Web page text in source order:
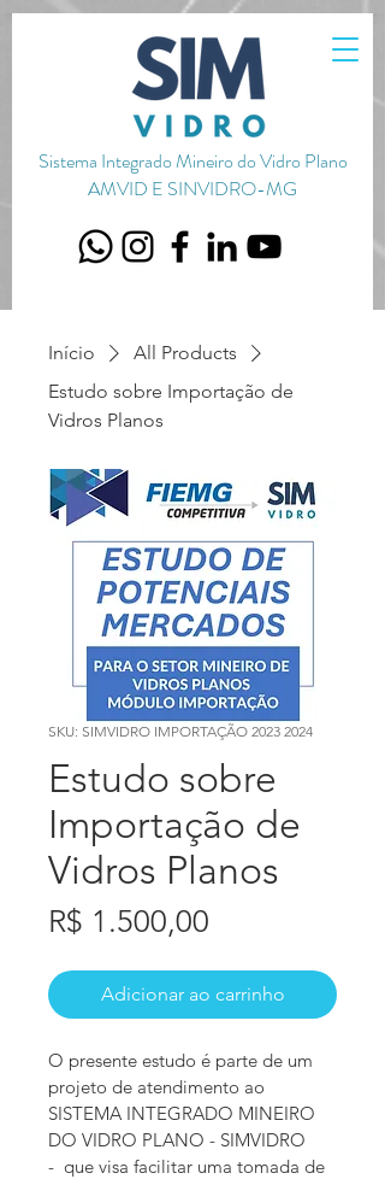
Sistema Integrado Mineiro do Vidro Plano
AMVID E SINVIDRO-MG
Início
All Products
Estudo sobre Importação de
Vidros Planos
SKU: SIMVIDRO IMPORTAÇÃO 2023 2024
Estudo sobre
Importação de
Vidros Planos
R$ 1.500,00
Adicionar ao carrinho
O presente estudo é parte de um
projeto de atendimento ao
SISTEMA INTEGRADO MINEIRO
DO VIDRO PLANO - SIMVIDRO
-  que visa facilitar uma tomada de